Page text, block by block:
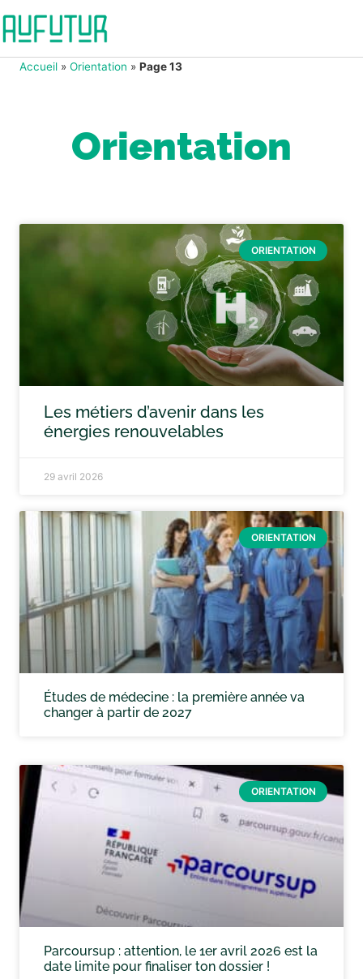
Accueil » Orientation » Page 13
Orientation
ORIENTATION
Les métiers d’avenir dans les
énergies renouvelables
29 avril 2026
ORIENTATION
Études de médecine : la première année va
changer à partir de 2027
ORIENTATION
Parcoursup : attention, le 1er avril 2026 est la
date limite pour finaliser ton dossier !